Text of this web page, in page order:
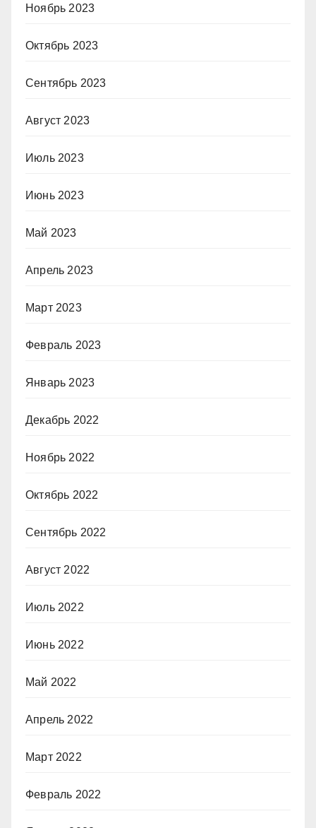
Ноябрь 2023
Октябрь 2023
Сентябрь 2023
Август 2023
Июль 2023
Июнь 2023
Май 2023
Апрель 2023
Март 2023
Февраль 2023
Январь 2023
Декабрь 2022
Ноябрь 2022
Октябрь 2022
Сентябрь 2022
Август 2022
Июль 2022
Июнь 2022
Май 2022
Апрель 2022
Март 2022
Февраль 2022